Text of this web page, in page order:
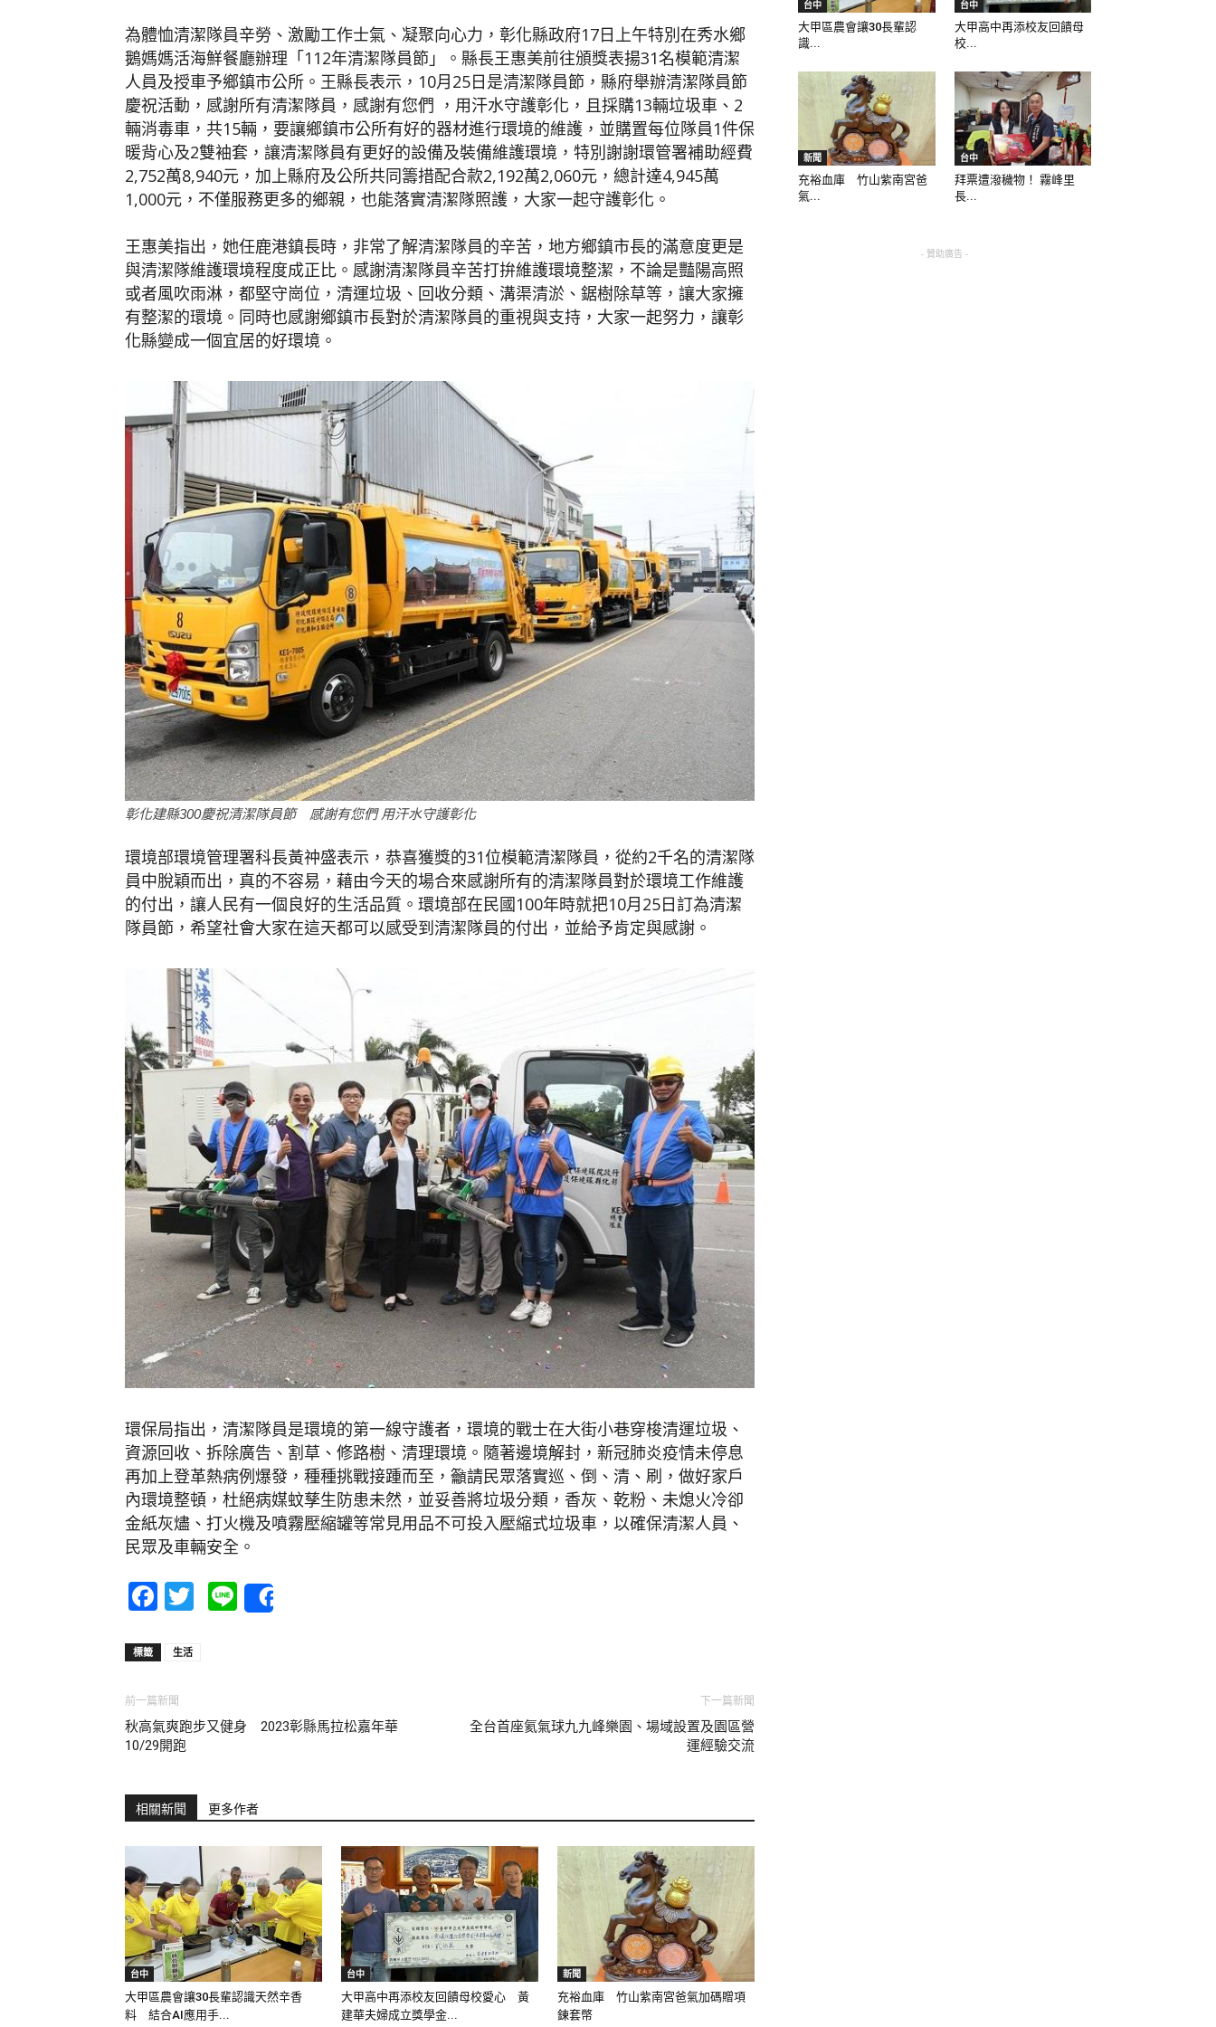
聞
網
為體恤清潔隊員辛勞、激勵工作士氣、凝聚向心力，彰化縣政府17日上午特別在秀水鄉
鵝媽媽活海鮮餐廳辦理「112年清潔隊員節」。縣長王惠美前往頒獎表揚31名模範清潔
人員及授車予鄉鎮市公所。王縣長表示，10月25日是清潔隊員節，縣府舉辦清潔隊員節
慶祝活動，感謝所有清潔隊員，感謝有您們 ，用汗水守護彰化，且採購13輛垃圾車、2
輛消毒車，共15輛，要讓鄉鎮市公所有好的器材進行環境的維護，並購置每位隊員1件保
暖背心及2雙袖套，讓清潔隊員有更好的設備及裝備維護環境，特別謝謝環管署補助經費
2,752萬8,940元，加上縣府及公所共同籌措配合款2,192萬2,060元，總計達4,945萬
1,000元，不僅服務更多的鄉親，也能落實清潔隊照護，大家一起守護彰化。
王惠美指出，她任鹿港鎮長時，非常了解清潔隊員的辛苦，地方鄉鎮市長的滿意度更是
與清潔隊維護環境程度成正比。感謝清潔隊員辛苦打拚維護環境整潔，不論是豔陽高照
或者風吹雨淋，都堅守崗位，清運垃圾、回收分類、溝渠清淤、鋸樹除草等，讓大家擁
有整潔的環境。同時也感謝鄉鎮市長對於清潔隊員的重視與支持，大家一起努力，讓彰
化縣變成一個宜居的好環境。
彰化建縣300慶祝清潔隊員節 感謝有您們 用汗水守護彰化
環境部環境管理署科長黃祌盛表示，恭喜獲獎的31位模範清潔隊員，從約2千名的清潔隊
員中脫穎而出，真的不容易，藉由今天的場合來感謝所有的清潔隊員對於環境工作維護
的付出，讓人民有一個良好的生活品質。環境部在民國100年時就把10月25日訂為清潔
隊員節，希望社會大家在這天都可以感受到清潔隊員的付出，並給予肯定與感謝。
環保局指出，清潔隊員是環境的第一線守護者，環境的戰士在大街小巷穿梭清運垃圾、
資源回收、拆除廣告、割草、修路樹、清理環境。隨著邊境解封，新冠肺炎疫情未停息
再加上登革熱病例爆發，種種挑戰接踵而至，籲請民眾落實巡、倒、清、刷，做好家戶
內環境整頓，杜絕病媒蚊孳生防患未然，並妥善將垃圾分類，香灰、乾粉、未熄火冷卻
金紙灰燼、打火機及噴霧壓縮罐等常見用品不可投入壓縮式垃圾車，以確保清潔人員、
民眾及車輛安全。
Facebook
Twitter
Line
標籤 生活
前一篇新聞
秋高氣爽跑步又健身 2023彰縣馬拉松嘉年華
10/29開跑
下一篇新聞
全台首座氦氣球九九峰樂園、場域設置及園區營
運經驗交流
相關新聞 更多作者
台中
大甲區農會讓30長輩認識天然辛香
料 結合AI應用手...
台中
大甲高中再添校友回饋母校愛心 黃
建華夫婦成立獎學金...
新聞
充裕血庫 竹山紫南宮爸氣加碼贈項
鍊套幣
台中
大甲區農會讓30長輩認
識...
台中
大甲高中再添校友回饋母
校...
新聞
充裕血庫 竹山紫南宮爸
氣...
台中
拜票遭潑穢物！ 霧峰里
長...
- 贊助廣告 -